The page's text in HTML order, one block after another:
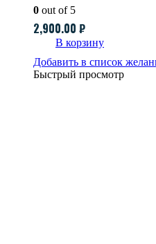
0 out of 5
2,900.00 ₽
В корзину
Добавить в список
Быстрый просмотр